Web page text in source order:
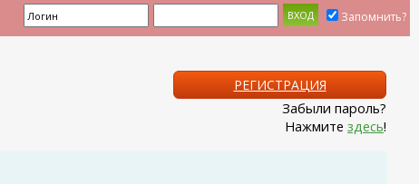
Запомнить?
РЕГИСТРАЦИЯ
Забыли пароль?
Нажмите здесь!